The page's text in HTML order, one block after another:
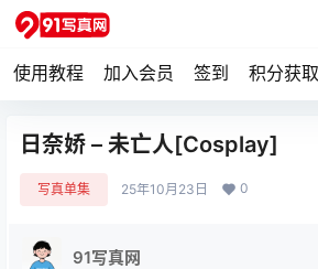
使用教程 加入会员 签到 积分获取
日奈娇 – 未亡人[Cosplay]
写真单集 25年10月23日 0
91写真网